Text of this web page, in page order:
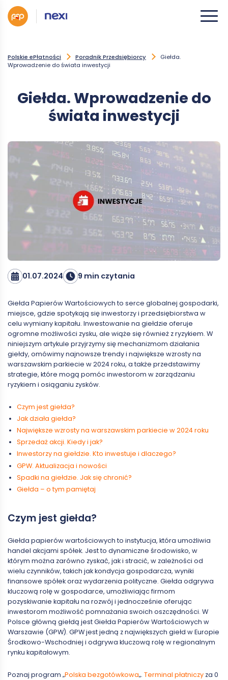
Polskie ePłatności Poradnik Przedsiębiorcy
Giełda.
Wprowadzenie do świata inwestycji
Giełda. Wprowadzenie do
świata inwestycji
01.07.2024 9 min czytania
Giełda Papierów Wartościowych to serce globalnej gospodarki,
miejsce, gdzie spotykają się inwestorzy i przedsiębiorstwa w
celu wymiany kapitału. Inwestowanie na giełdzie oferuje
ogromne możliwości zysku, ale wiąże się również z ryzykiem. W
niniejszym artykule przyjrzymy się mechanizmom działania
giełdy, omówimy najnowsze trendy i największe wzrosty na
warszawskim parkiecie w 2024 roku, a także przedstawimy
strategie, które mogą pomóc inwestorom w zarządzaniu
ryzykiem i osiąganiu zysków.
Czym jest giełda?
Jak działa giełda?
Największe wzrosty na warszawskim parkiecie w 2024 roku
Sprzedaż akcji. Kiedy i jak?
Inwestorzy na giełdzie. Kto inwestuje i dlaczego?
GPW. Aktualizacja i nowości
Spadki na giełdzie. Jak się chronić?
Giełda – o tym pamiętaj
Czym jest giełda?
Giełda papierów wartościowych to instytucja, która umożliwia
handel akcjami spółek. Jest to dynamiczne środowisko, w
którym można zarówno zyskać, jak i stracić, w zależności od
wielu czynników, takich jak kondycja gospodarcza, wyniki
finansowe spółek oraz wydarzenia polityczne. Giełda odgrywa
kluczową rolę w gospodarce, umożliwiając firmom
pozyskiwanie kapitału na rozwój i jednocześnie oferując
inwestorom możliwość pomnażania swoich oszczędności. W
Polsce główną giełdą jest Giełda Papierów Wartościowych w
Warszawie (GPW). GPW jest jedną z największych giełd w Europie
Środkowo-Wschodniej i odgrywa kluczową rolę w regionalnym
rynku kapitałowym.
Poznaj program „Polska bezgotówkowa„. Terminal płatniczy za 0